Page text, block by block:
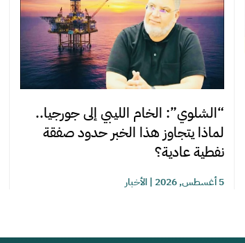
“الشلوي”: الخام الليبي إلى جورجيا..
لماذا يتجاوز هذا الخبر حدود صفقة
نفطية عادية؟
5 أغسطس, 2026 |الأخبار